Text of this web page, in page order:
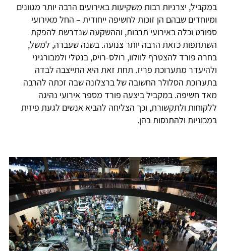
במקביל, יצרניות רבות משקיעות באירועים הרבה יותר מגוונים
ומיוחדים שבהם הן זוכות לחשיפה ייחודית – החל מאירועי
ספורט וכלה באירועי תרבות, וההשקעה שנדרשת להפקת
השתתפות כזאת הרבה יותר צנועה. בשנה שעברה, למשל,
בחרה פורד להצטרף לוולוו, רולס-רויס, בנטלי ולמבורגיני
ולהיעדר מתערוכת פריז. תחת זאת היא התייצבה לבדה
בתערוכת הסלולר החשובה של ברצלונה שבה זכתה להרבה
מאד חשיפה. במקביל ביצעה פורד מספר אירועי נהיגה
ללקוחות ולתקשורת, וכך הצליחה להביא אנשים לגעת פיזית
במכוניות ולהתנסות בהן.